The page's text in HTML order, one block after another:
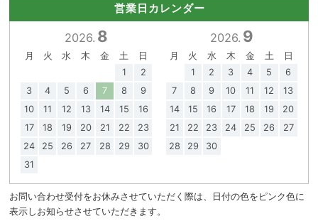
営業日カレンダー
2026. 8
月 火 水 木 金 土
日
1
2
3
4 5 6 7 8
9
10
11 12 13 14 15
16
17
18 19 20 21 22
23
24
25 26 27 28 29
30
31
2026. 9
月 火 水 木 金 土
日
1
2 3 4 5
6
7
8 9 10 11 12
13
14
15 16 17 18 19
20
21
22 23 24 25 26
27
28
29 30
お問い合わせ受付をお休みさせていただく際は、日付の色をピンク色に
表示しお知らせさせていただきます。